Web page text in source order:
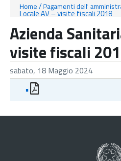
Home/Pagamenti dell'
Locale AV – visite fiscali 2018
Azienda
visite fiscali
sabato, 18 Maggio 2024
▪